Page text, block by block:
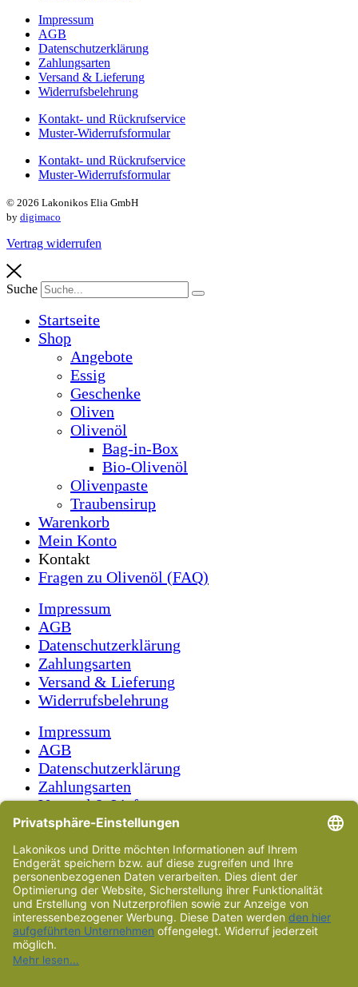
Impressum
AGB
Datenschutzerklärung
Zahlungsarten
Versand & Lieferung
Widerrufsbelehrung
Kontakt- und Rückrufservice
Muster-Widerrufsformular
Kontakt- und Rückrufservice
Muster-Widerrufsformular
© 2026 Lakonikos Elia GmbH
by digimaco
Vertrag widerrufen
Suche
Startseite
Shop
Angebote
Essig
Geschenke
Oliven
Olivenöl
Bag-in-Box
Bio-Olivenöl
Olivenpaste
Traubensirup
Warenkorb
Mein Konto
Kontakt
Fragen zu Olivenöl (FAQ)
Impressum
AGB
Datenschutzerklärung
Zahlungsarten
Versand & Lieferung
Widerrufsbelehrung
Impressum
AGB
Datenschutzerklärung
Zahlungsarten
Versand & Lieferung
Widerrufsbelehrung
Vorname
Name
E-Mail-Adresse